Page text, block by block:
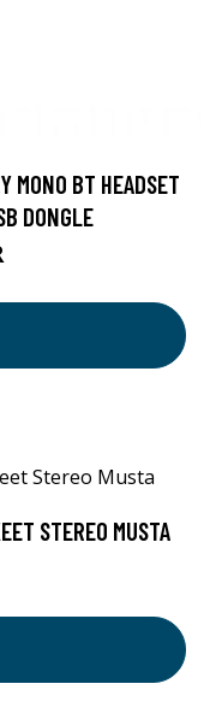
MONO BT HEADSET
DONGLE
STEREO MUSTA